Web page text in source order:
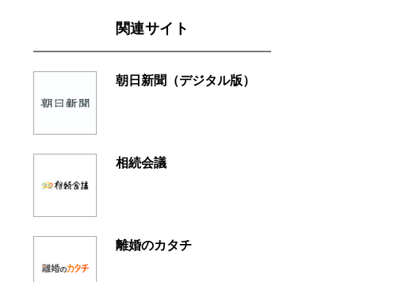
関連サイト
朝日新聞（デジタル版）
相続会議
離婚のカタチ